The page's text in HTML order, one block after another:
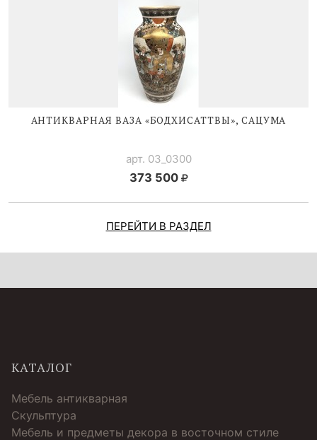
АНТИКВАРНАЯ ВАЗА «БОДХИСАТТВЫ», САЦУМА
арт. 03_0300
373 500
ПЕРЕЙТИ В РАЗДЕЛ
КАТАЛОГ
Мебель антикварная
Скульптура
Мебель и предметы декора в восточном стиле